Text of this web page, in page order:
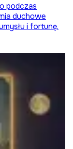
podczas
duchowe
i fortunę.